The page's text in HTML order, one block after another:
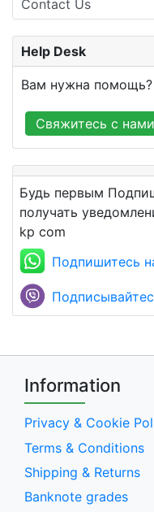
Contact Us
Help Desk
Вам нужна помощь?
Свяжитесь с нами
Будь первым
получать
kp com
Подпишитесь
Information
Privacy & Cookie
Terms & Conditions
Shipping & Returns
Banknote grades